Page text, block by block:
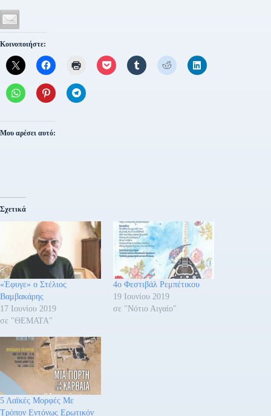
Κοινοποιήστε:
Μου αρέσει αυτό:
Σχετικά
«Έφυγε» ο Στέλιος
Βαμβακάρης
17 Ιουνίου 2019
σε "ΘΕΜΑΤΑ"
4ο Φεστιβάλ Ρεμπέτικου
19 Ιουνίου 2019
σε "Νότιο Αιγαίο"
5 Λαϊκές Μορφές Με
Τρόπον Εντόνως Ερωτικόν